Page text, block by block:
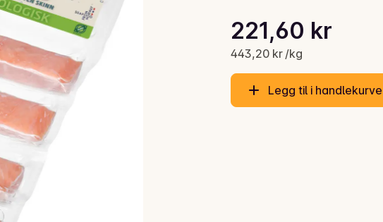
Gjeldende pris er: 221,60 kr
221,60 kr
443,20 kr /kg
Stykkpris: 443,20 kr /kg
Legg til i